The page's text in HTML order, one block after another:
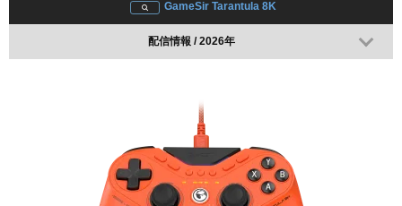
GameSir Tarantula 8K
配信情報 / 2026年